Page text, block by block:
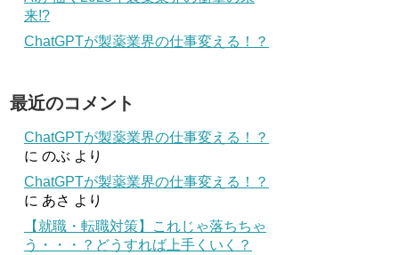
来!?
ChatGPTが製薬業界の仕事変える！？
最近のコメント
ChatGPTが製薬業界の仕事変える！？
に のぶ より
ChatGPTが製薬業界の仕事変える！？
に あさ より
【就職・転職対策】これじゃ落ちちゃ
う・・・？どうすれば上手くいく？